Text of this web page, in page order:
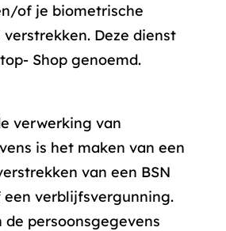
of je biometrische
Deze dienst
Shop genoemd.
verwerking van
is het maken van een
van een BSN
verblijfsvergunning.
de persoonsgegevens